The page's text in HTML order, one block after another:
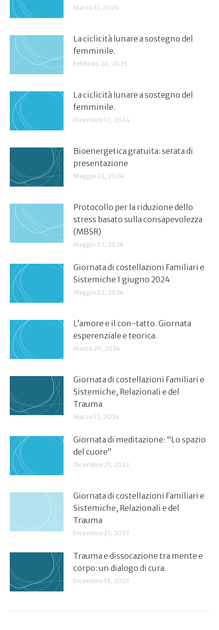
Marzo 11, 2026
La ciclicità lunare a sostegno del
femminile.
Febbraio 26, 2025
La ciclicità lunare a sostegno del
femminile.
Dicembre 17, 2024
Bioenergetica gratuita: serata di
presentazione
Maggio 22, 2024
Protocollo per la riduzione dello
stress basato sulla consapevolezza
(MBSR)
Maggio 22, 2024
Giornata di costellazioni Familiari e
Sistemiche 1 giugno 2024
Maggio 22, 2024
L’amore e il con-tatto. Giornata
esperenziale e teorica.
Marzo 29, 2024
Giornata di costellazioni Familiari e
Sistemiche, Relazionali e del
Trauma
Marzo 12, 2024
Giornata di meditazione: “Lo spazio
del cuore”
Dicembre 21, 2023
Giornata di costellazioni Familiari e
Sistemiche, Relazionali e del
Trauma
Dicembre 21, 2023
Trauma e dissocazione tra mente e
corpo: un dialogo di cura.
Dicembre 15, 2023